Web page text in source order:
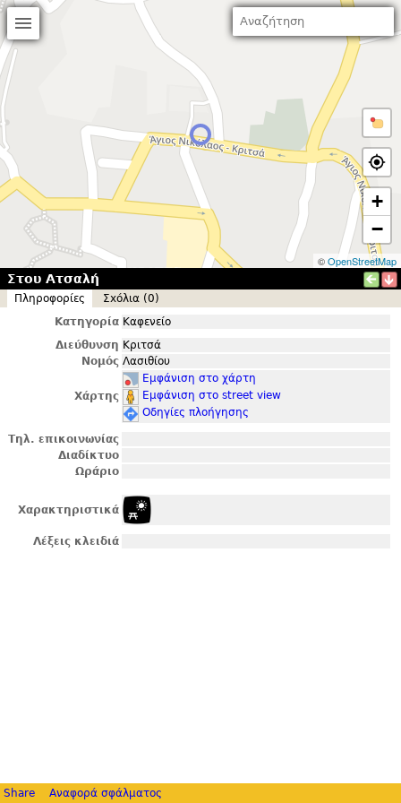
+
−
©OpenStreetMap
Στου Ατσαλή
Πληροφορίες
Σxόλια (0)
Κατηγορία Καφενείο
Διεύθυνση Κριτσά
Νομός Λασιθίου
Χάρτης
Εμφάνιση στο χάρτη
Εμφάνιση στο street view
Οδηγίες πλοήγησης
Τηλ. επικοινωνίας
Διαδίκτυο
Ωράριο
Χαρακτηριστικά
Λέξεις κλειδιά
Share Αναφορά σφάλματος